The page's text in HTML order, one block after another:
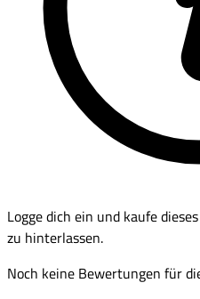
Logge dich ein und kaufe
zu hinterlassen.
Noch keine Bewertungen für